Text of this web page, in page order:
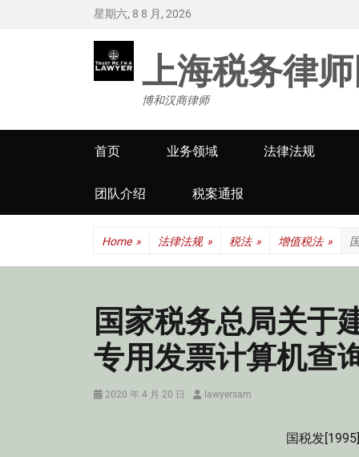
星期六, 8 8 月, 2026
上海税务律
博和汉商律师
Primary
menu
首页 业务领域 法律法规
团队介绍 税案通报
Home » 法律法规 » 税法 » 增值税法 »
国家税务总局关于
专用发票计算机查
Posted
2020 年 4 月 20 日 Authorlawyersam
国税发